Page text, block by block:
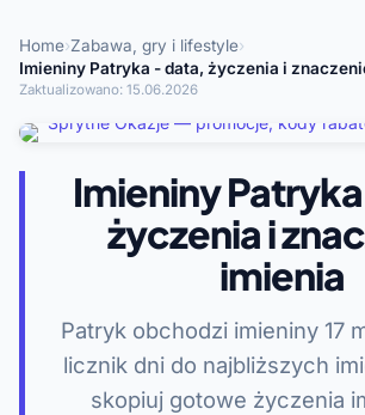
Home›Zabawa, gry i lifestyle›
Imieniny Patryka - data, życzenia i
Zaktualizowano: 15.06.2026
Imieniny
życzenia i
imienia
Patryk obchodzi imieniny 17
licznik dni do najbliższych
skopiuj gotowe życzenia